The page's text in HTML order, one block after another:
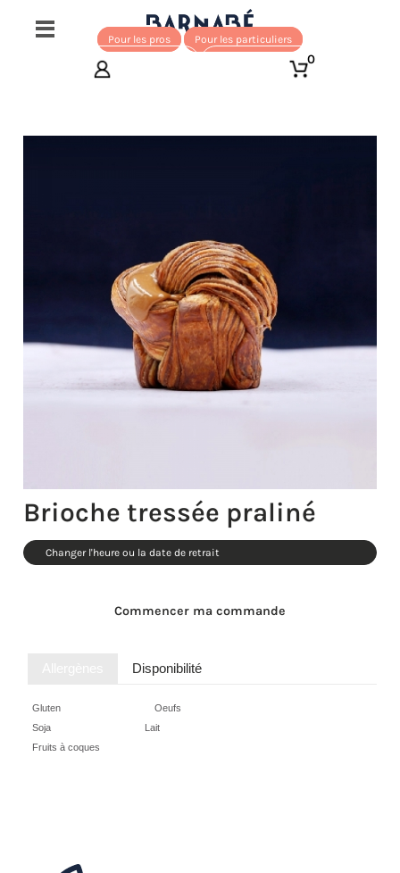
Pour les pros Pour les particuliers
0
Brioche tressée praliné
Disponibilité
Gluten
Oeufs
Soja
Lait
Fruits à coques
Commencer ma commande
Changer l'heure ou la date de retrait